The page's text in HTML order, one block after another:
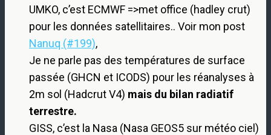
UMKO, c’est ECMWF =>met office (hadley crut)
pour les données satellitaires.. Voir mon post
Nanuq (#199),
Je ne parle pas des températures de surface
passée (GHCN et ICODS) pour les réanalyses à
2m sol (Hadcrut V4) mais du bilan radiatif
terrestre.
GISS, c’est la Nasa (Nasa GEOS5 sur météo ciel)